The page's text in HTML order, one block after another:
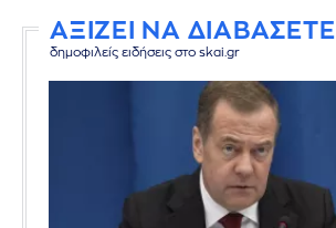
ΑΞΙΖΕΙ ΝΑ ΔΙΑΒΑΣΕΤΕ
δημοφιλείς ειδήσεις στο skai.gr